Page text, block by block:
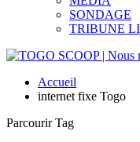
SONDAGE
TRIBUNE
Accueil
internet fixe Togo
Parcourir Tag